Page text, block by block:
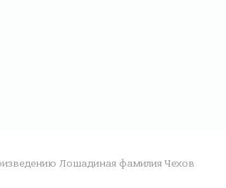
Лошадиная фамилия Чехов